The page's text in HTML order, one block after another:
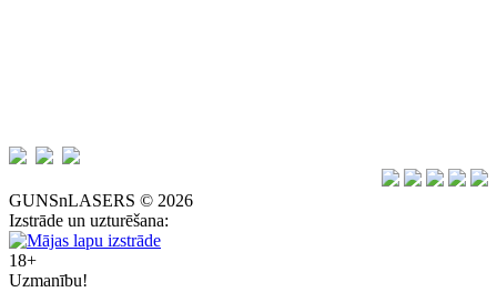
GUNSnLASERS © 2026
Izstrāde un uzturēšana:
18+
Uzmanību!